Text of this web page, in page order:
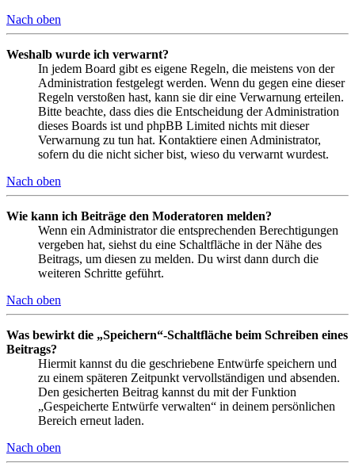
Nach oben
Weshalb wurde ich verwarnt?
In jedem Board gibt es eigene Regeln, die meistens von der
Administration festgelegt werden. Wenn du gegen eine dieser
Regeln verstoßen hast, kann sie dir eine Verwarnung erteilen.
Bitte beachte, dass dies die Entscheidung der Administration
dieses Boards ist und phpBB Limited nichts mit dieser
Verwarnung zu tun hat. Kontaktiere einen Administrator,
sofern du die nicht sicher bist, wieso du verwarnt wurdest.
Nach oben
Wie kann ich Beiträge den Moderatoren melden?
Wenn ein Administrator die entsprechenden Berechtigungen
vergeben hat, siehst du eine Schaltfläche in der Nähe des
Beitrags, um diesen zu melden. Du wirst dann durch die
weiteren Schritte geführt.
Nach oben
Was bewirkt die „Speichern“-Schaltfläche beim Schreiben eines
Beitrags?
Hiermit kannst du die geschriebene Entwürfe speichern und
zu einem späteren Zeitpunkt vervollständigen und absenden.
Den gesicherten Beitrag kannst du mit der Funktion
„Gespeicherte Entwürfe verwalten“ in deinem persönlichen
Bereich erneut laden.
Nach oben